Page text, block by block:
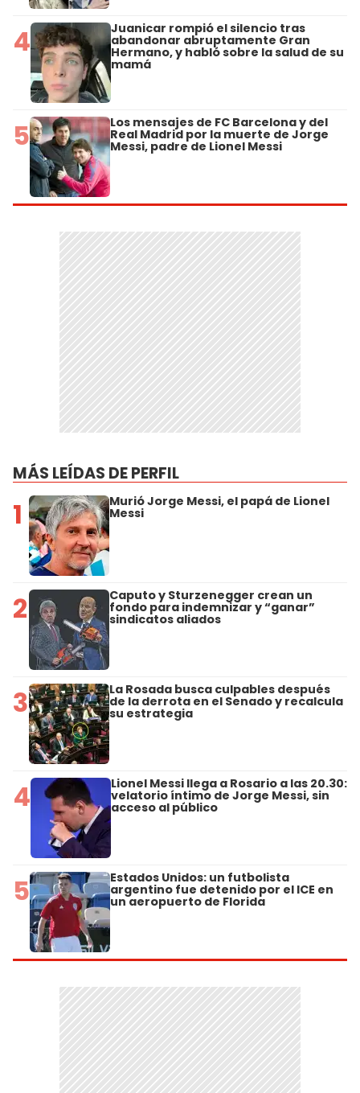
4 Juanicar rompió el silencio tras
abandonar abruptamente Gran
Hermano, y habló sobre la salud de su
mamá
5 Los mensajes de FC Barcelona y del
Real Madrid por la muerte de Jorge
Messi, padre de Lionel Messi
MÁS LEÍDAS DE PERFIL
1 Murió Jorge Messi, el papá de Lionel
Messi
2 Caputo y Sturzenegger crean un
fondo para indemnizar y “ganar”
sindicatos aliados
3 La Rosada busca culpables después
de la derrota en el Senado y recalcula
su estrategia
4 Lionel Messi llega a Rosario a las 20.30:
velatorio íntimo de Jorge Messi, sin
acceso al público
5 Estados Unidos: un futbolista
argentino fue detenido por el ICE en
un aeropuerto de Florida